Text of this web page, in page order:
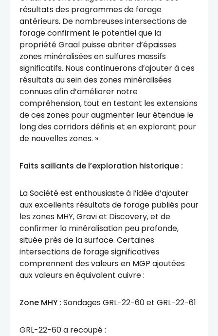
résultats des programmes de forage
antérieurs. De nombreuses intersections de
forage confirment le potentiel que la
propriété Graal puisse abriter d’épaisses
zones minéralisées en sulfures massifs
significatifs. Nous continuerons d’ajouter à ces
résultats au sein des zones minéralisées
connues afin d’améliorer notre
compréhension, tout en testant les extensions
de ces zones pour augmenter leur étendue le
long des corridors définis et en explorant pour
de nouvelles zones. »
Faits saillants de l’exploration historique :
La Société est enthousiaste à l’idée d’ajouter
aux excellents résultats de forage publiés pour
les zones MHY, Gravi et Discovery, et de
confirmer la minéralisation peu profonde,
située près de la surface. Certaines
intersections de forage significatives
comprennent des valeurs en MGP ajoutées
aux valeurs en équivalent cuivre :
Zone MHY: Sondages GRL-22-60 et GRL-22-61
GRL-22-60 a recoupé :